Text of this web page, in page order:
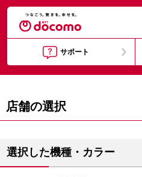
サポート
店舗の選択
選択した機種・カラー